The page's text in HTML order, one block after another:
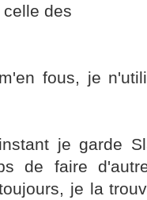
des
fous, je
je garde
de faire
je la